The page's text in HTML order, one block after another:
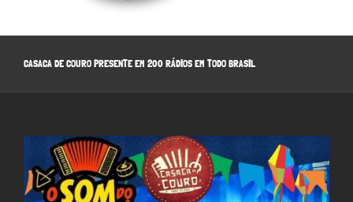
CASACA DE COURO PRESENTE EM 200 RÁDIOS EM TODO BRASIL
Larger
Image